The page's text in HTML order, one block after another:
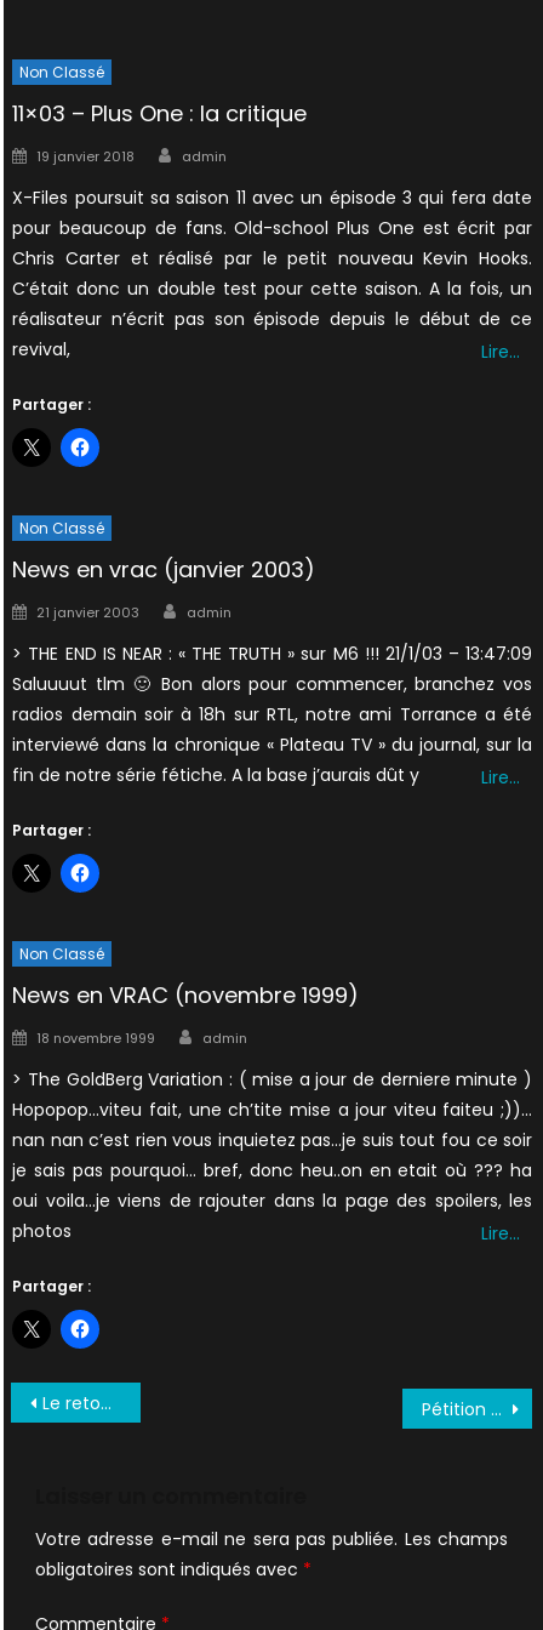
Non Classé
11×03 – Plus One : la critique
Posted
19 janvier 2018 Author
admin
X-Files poursuit sa saison 11 avec un épisode 3 qui fera date
pour beaucoup de fans. Old-school Plus One est écrit par
Chris Carter et réalisé par le petit nouveau Kevin Hooks.
C’était donc un double test pour cette saison. A la fois, un
réalisateur n’écrit pas son épisode depuis le début de ce
revival,
Lire…
Partager :
Non Classé
News en vrac (janvier 2003)
Posted
21 janvier 2003 Author
admin
> THE END IS NEAR : « THE TRUTH » sur M6 !!! 21/1/03 – 13:47:09
Saluuuut tlm 🙂 Bon alors pour commencer, branchez vos
radios demain soir à 18h sur RTL, notre ami Torrance a été
interviewé dans la chronique « Plateau TV » du journal, sur la
fin de notre série fétiche. A la base j’aurais dût y
Lire…
Partager :
Non Classé
News en VRAC (novembre 1999)
Posted
18 novembre 1999 Author
admin
> The GoldBerg Variation : ( mise a jour de derniere minute )
Hopopop…viteu fait, une ch’tite mise a jour viteu faiteu ;))…
nan nan c’est rien vous inquietez pas…je suis tout fou ce soir
je sais pas pourquoi… bref, donc heu..on en etait où ??? ha
oui voila…je viens de rajouter dans la page des spoilers, les
photos
Lire…
Partager :
Navigation
Le retour de XF ? + forums en rade ! Pétition et page de pub pour XF2 !!!
Votre adresse e-mail ne sera pas publiée. Les champs
obligatoires sont indiqués avec *
Commentaire *